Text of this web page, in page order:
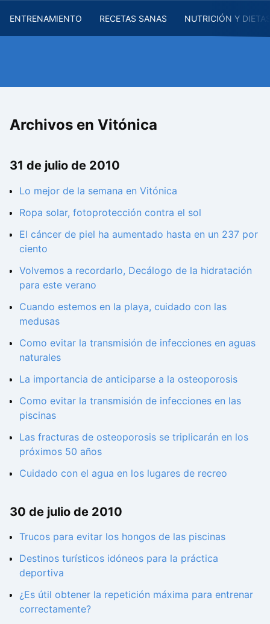
ENTRENAMIENTO RECETAS SANAS NUTRICIÓN Y
Archivos en Vitónica
31 de julio de 2010
Lo mejor de la semana en Vitónica
Ropa solar, fotoprotección contra el sol
El cáncer de piel ha aumentado hasta en un 237 por
ciento
Volvemos a recordarlo, Decálogo de la hidratación
para este verano
Cuando estemos en la playa, cuidado con las
medusas
Como evitar la transmisión de infecciones en aguas
naturales
La importancia de anticiparse a la osteoporosis
Como evitar la transmisión de infecciones en las
piscinas
Las fracturas de osteoporosis se triplicarán en los
próximos 50 años
Cuidado con el agua en los lugares de recreo
30 de julio de 2010
Trucos para evitar los hongos de las piscinas
Destinos turísticos idóneos para la práctica
deportiva
¿Es útil obtener la repetición máxima para entrenar
correctamente?